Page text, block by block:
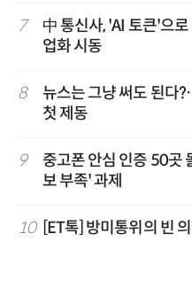
7
中 통신사, 'AI 토큰'으
업화 시동
8
뉴스는 그냥 써도 된다
첫 제동
9
중고폰 안심 인증 50곳
보 부족' 과제
10 [ET톡] 방미통위의 빈